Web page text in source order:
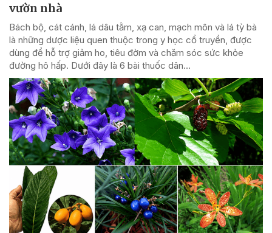
vườn nhà
Bách bộ, cát cánh, lá dâu tằm, xạ can, mạch môn và lá tỳ bà
là những dược liệu quen thuộc trong y học cổ truyền, được
dùng để hỗ trợ giảm ho, tiêu đờm và chăm sóc sức khỏe
đường hô hấp. Dưới đây là 6 bài thuốc dân...